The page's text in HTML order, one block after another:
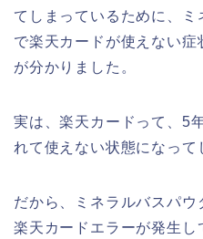
てしまっているために、
で楽天カードが使えない症
が分かりました。
実は、楽天カードって、5
れて使えない状態になって
だから、ミネラルバスパウ
楽天カードエラーが発生